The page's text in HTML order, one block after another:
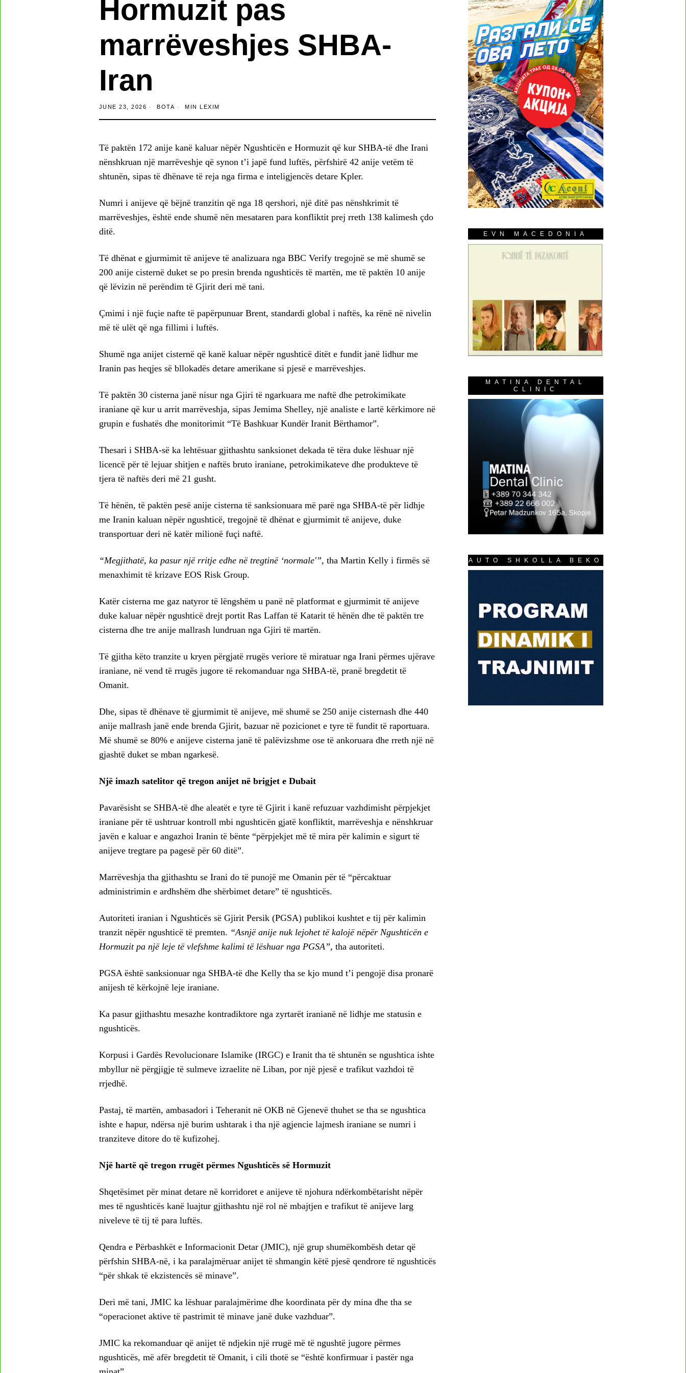
Hormuzit pas
marrëveshjes SHBA-
Iran
JUNE 23, 2026 BOTA MIN LEXIM
Të paktën 172 anije kanë kaluar nëpër Ngushticën e Hormuzit që kur SHBA-të dhe Irani
nënshkruan një marrëveshje që synon t’i japë fund luftës, përfshirë 42 anije vetëm të
shtunën, sipas të dhënave të reja nga firma e inteligjencës detare Kpler.
Numri i anijeve që bëjnë tranzitin që nga 18 qershori, një ditë pas nënshkrimit të
marrëveshjes, është ende shumë nën mesataren para konfliktit prej rreth 138 kalimesh çdo
ditë.
Të dhënat e gjurmimit të anijeve të analizuara nga BBC Verify tregojnë se më shumë se
200 anije cisternë duket se po presin brenda ngushticës të martën, me të paktën 10 anije
që lëvizin në perëndim të Gjirit deri më tani.
Çmimi i një fuçie nafte të papërpunuar Brent, standardi global i naftës, ka rënë në nivelin
më të ulët që nga fillimi i luftës.
Shumë nga anijet cisternë që kanë kaluar nëpër ngushticë ditët e fundit janë lidhur me
Iranin pas heqjes së bllokadës detare amerikane si pjesë e marrëveshjes.
Të paktën 30 cisterna janë nisur nga Gjiri të ngarkuara me naftë dhe petrokimikate
iraniane që kur u arrit marrëveshja, sipas Jemima Shelley, një analiste e lartë kërkimore në
grupin e fushatës dhe monitorimit “Të Bashkuar Kundër Iranit Bërthamor”.
Thesari i SHBA-së ka lehtësuar gjithashtu sanksionet dekada të tëra duke lëshuar një
licencë për të lejuar shitjen e naftës bruto iraniane, petrokimikateve dhe produkteve të
tjera të naftës deri më 21 gusht.
Të hënën, të paktën pesë anije cisterna të sanksionuara më parë nga SHBA-të për lidhje
me Iranin kaluan nëpër ngushticë, tregojnë të dhënat e gjurmimit të anijeve, duke
transportuar deri në katër milionë fuçi naftë.
“Megjithatë, ka pasur një rritje edhe në tregtinë ‘normale'”, tha Martin Kelly i firmës së
menaxhimit të krizave EOS Risk Group.
Katër cisterna me gaz natyror të lëngshëm u panë në platformat e gjurmimit të anijeve
duke kaluar nëpër ngushticë drejt portit Ras Laffan të Katarit të hënën dhe të paktën tre
cisterna dhe tre anije mallrash lundruan nga Gjiri të martën.
Të gjitha këto tranzite u kryen përgjatë rrugës veriore të miratuar nga Irani përmes ujërave
iraniane, në vend të rrugës jugore të rekomanduar nga SHBA-të, pranë bregdetit të
Omanit.
Dhe, sipas të dhënave të gjurmimit të anijeve, më shumë se 250 anije cisternash dhe 440
anije mallrash janë ende brenda Gjirit, bazuar në pozicionet e tyre të fundit të raportuara.
Më shumë se 80% e anijeve cisterna janë të palëvizshme ose të ankoruara dhe rreth një në
gjashtë duket se mban ngarkesë.
Një imazh satelitor që tregon anijet në brigjet e Dubait
Pavarësisht se SHBA-të dhe aleatët e tyre të Gjirit i kanë refuzuar vazhdimisht përpjekjet
iraniane për të ushtruar kontroll mbi ngushticën gjatë konfliktit, marrëveshja e nënshkruar
javën e kaluar e angazhoi Iranin të bënte “përpjekjet më të mira për kalimin e sigurt të
anijeve tregtare pa pagesë për 60 ditë”.
Marrëveshja tha gjithashtu se Irani do të punojë me Omanin për të “përcaktuar
administrimin e ardhshëm dhe shërbimet detare” të ngushticës.
Autoriteti iranian i Ngushticës së Gjirit Persik (PGSA) publikoi kushtet e tij për kalimin
tranzit nëpër ngushticë të premten. “Asnjë anije nuk lejohet të kalojë nëpër Ngushticën e
Hormuzit pa një leje të vlefshme kalimi të lëshuar nga PGSA”, tha autoriteti.
PGSA është sanksionuar nga SHBA-të dhe Kelly tha se kjo mund t’i pengojë disa pronarë
anijesh të kërkojnë leje iraniane.
Ka pasur gjithashtu mesazhe kontradiktore nga zyrtarët iranianë në lidhje me statusin e
ngushticës.
Korpusi i Gardës Revolucionare Islamike (IRGC) e Iranit tha të shtunën se ngushtica ishte
mbyllur në përgjigje të sulmeve izraelite në Liban, por një pjesë e trafikut vazhdoi të
rrjedhë.
Pastaj, të martën, ambasadori i Teheranit në OKB në Gjenevë thuhet se tha se ngushtica
ishte e hapur, ndërsa një burim ushtarak i tha një agjencie lajmesh iraniane se numri i
tranziteve ditore do të kufizohej.
Një hartë që tregon rrugët përmes Ngushticës së Hormuzit
Shqetësimet për minat detare në korridoret e anijeve të njohura ndërkombëtarisht nëpër
mes të ngushticës kanë luajtur gjithashtu një rol në mbajtjen e trafikut të anijeve larg
niveleve të tij të para luftës.
Qendra e Përbashkët e Informacionit Detar (JMIC), një grup shumëkombësh detar që
përfshin SHBA-në, i ka paralajmëruar anijet të shmangin këtë pjesë qendrore të ngushticës
“për shkak të ekzistencës së minave”.
Deri më tani, JMIC ka lëshuar paralajmërime dhe koordinata për dy mina dhe tha se
“operacionet aktive të pastrimit të minave janë duke vazhduar”.
JMIC ka rekomanduar që anijet të ndjekin një rrugë më të ngushtë jugore përmes
ngushticës, më afër bregdetit të Omanit, i cili thotë se “është konfirmuar i pastër nga
EVN MACEDONIA
MATINA DENTAL
CLINIC
AUTO SHKOLLA BEKO